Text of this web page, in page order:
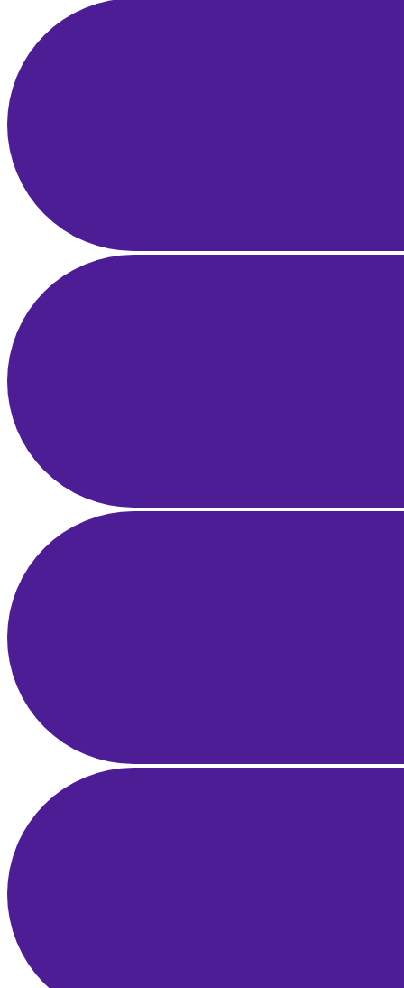
E-Posta Pazarlama Otomasyonu ve Segmentasyon: Gelir Üreten
Akışlar
1 Nis 2025
Influencer Pazarlama Rehberi: Markalar için Strateji, Keşif ve ROI
Ölçümü
28 Mar 2025
İşletme Fikrini Doğrulama Rehberi: Pazar Araştırması, MVP ve
Erken Geri Bildirim
25 Mar 2025
Yerel SEO Rehberi: Google Haritalar ve Google İşletme Profili ile
Bölgesel Liderlik
21 Mar 2025